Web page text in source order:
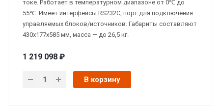
токе. Работает в температурном диапазоне от 0℃ до
55℃. Имеет интерфейсы RS232C, порт для подключения
управляемых блоков/источников. Габариты составляют
430x177x585 мм, масса — до 26,5 кг.
1 219 098 ₽
В корзину